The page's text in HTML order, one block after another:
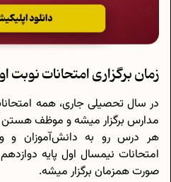
زمان برگزاری امتحانات
در سال تحصیلی جاری، همه
مدارس برگزار میشه و موظف هستن
هر درس رو به دانش‌آموزان و
امتحانات نیمسال اول پایه
صورت همزمان برگزار میشه.